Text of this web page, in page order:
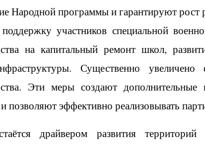
Народной программы и гарантируют рост
участников специальной
на капитальный ремонт школ,
Существенно
Эти меры создают
позволяют эффективно реализовывать
драйвером развития